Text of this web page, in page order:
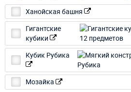
Ханойская башня
Гигантские
кубики
Кубик Рубика
Мозайка